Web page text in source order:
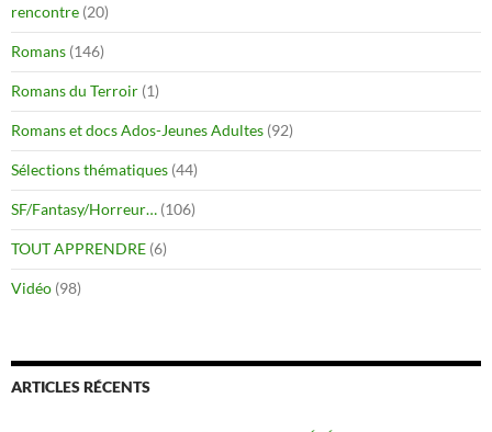
rencontre (20)
Romans (146)
Romans du Terroir (1)
Romans et docs Ados-Jeunes Adultes (92)
Sélections thématiques (44)
SF/Fantasy/Horreur… (106)
TOUT APPRENDRE (6)
Vidéo (98)
ARTICLES RÉCENTS